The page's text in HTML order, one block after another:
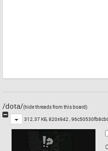
/dota/(hide threads from this board)
Toggle
312.37 КБ, 820x942 ,